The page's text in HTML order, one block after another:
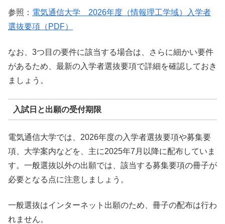
参照： 電気通信大学 2026年度（情報理工学域）入学者
選抜要項（PDF）
なお、3つ目の要件に該当する場合は、さらに細かい要件
があるため、最新の入学者選抜要項で詳細を確認しておき
ましょう。
入試日と出願の受付期限
電気通信大学では、2026年度の入学者選抜要項や募集要
項、大学案内などを、主に2025年7月以降に配布していま
す。一般選抜以外の出願では、該当する募集要項の冊子が
必要となる点に注意しましょう。
一般選抜はインターネット出願のため、冊子の配布は行わ
れません。